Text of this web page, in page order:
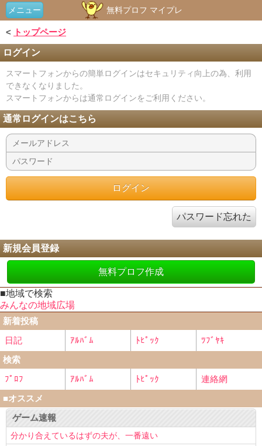
メニュー 無料プロフ マイプレ
< トップページ
ログイン
スマートフォンからの簡単ログインはセキュリティ向上の為、利用
できなくなりました。
スマートフォンからは通常ログインをご利用ください。
通常ログインはこちら
パスワード忘れた
新規会員登録
無料プロフ作成
■地域で検索
みんなの地域広場
新着投稿
日記
ｱﾙﾊﾞﾑ ﾄﾋﾟｯｸ
ﾂﾌﾞﾔｷ
検索
ﾌﾟﾛﾌ
ｱﾙﾊﾞﾑ ﾄﾋﾟｯｸ
連絡網
■オススメ
ゲーム速報
分かり合えているはずの夫が、一番遠い